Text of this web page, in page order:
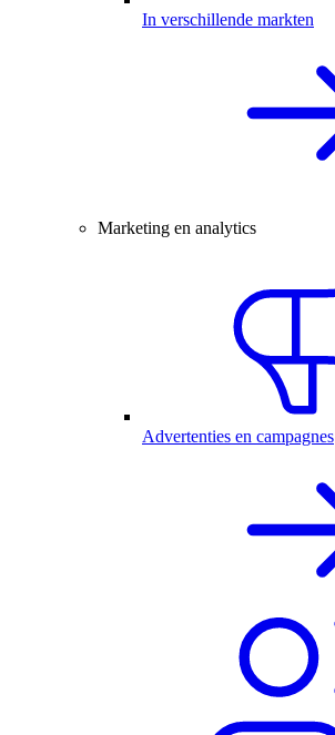
In verschillende markten
Marketing en analytics
Advertenties en campagnes